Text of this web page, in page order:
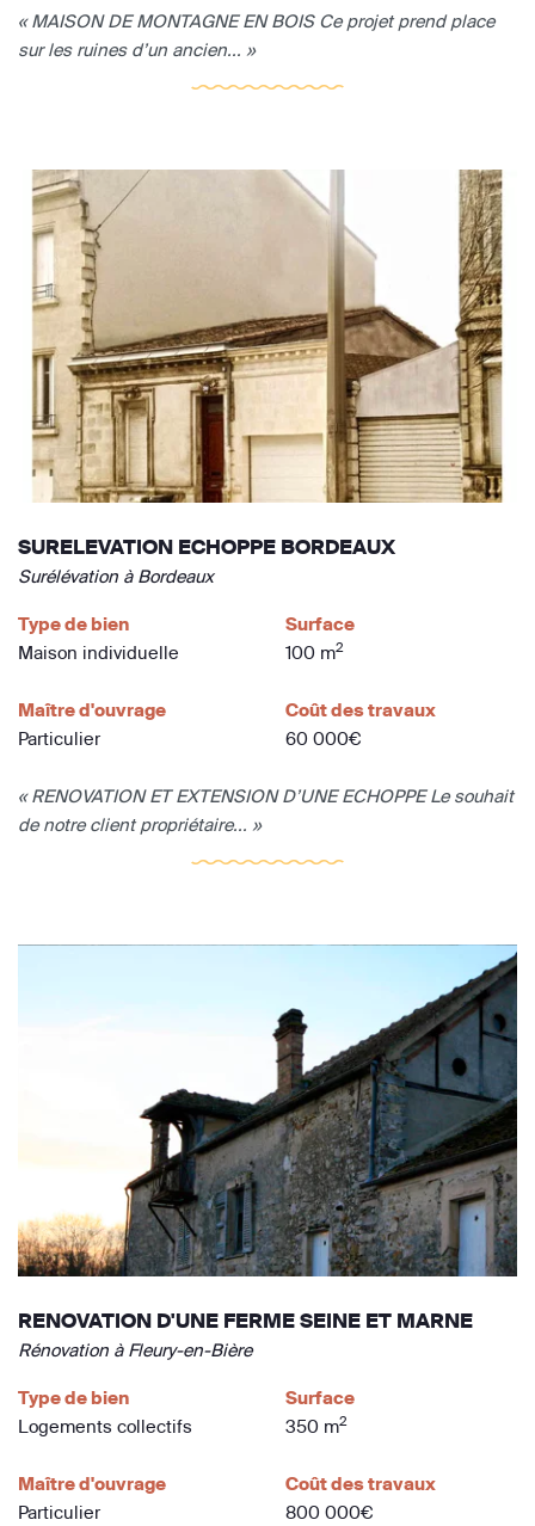
« MAISON DE MONTAGNE EN BOIS Ce projet prend place
sur les ruines d’un ancien... »
SURELEVATION ECHOPPE BORDEAUX
Surélévation à Bordeaux
Type de bien
Maison individuelle
Surface
100 m2
Maître d'ouvrage
Particulier
Coût des travaux
60 000€
« RENOVATION ET EXTENSION D’UNE ECHOPPE Le souhait
de notre client propriétaire... »
RENOVATION D'UNE FERME SEINE ET MARNE
Rénovation à Fleury-en-Bière
Type de bien
Logements collectifs
Surface
350 m2
Maître d'ouvrage
Particulier
Coût des travaux
800 000€